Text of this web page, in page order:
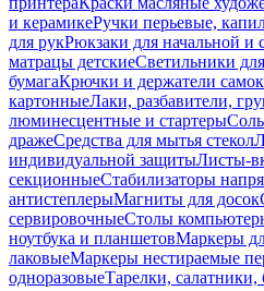
и керамикеРучки перьевые,
для рукРюкзаки для начальной и
матрацы детскиеСветильники
бумагаКрючки и держатели
картонныеЛаки, разбавители,
люминесцентные и стартерыСоль
дражеСредства для мытья стекол
индивидуальной защитыЛисты-
секционныеСтабилизаторы
антистеплерыМагниты для досок
сервировочныеСтолы
ноутбука и планшетовМаркеры
лаковыеМаркеры нестираемые
одноразовыеТарелки, салатники,